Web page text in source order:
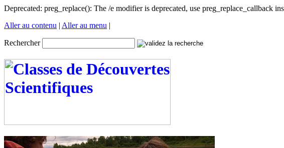
Deprecated: preg_replace(): The /e modifier is deprecated, use preg_replace_callback
Aller au contenu | Aller au menu |
Rechercher